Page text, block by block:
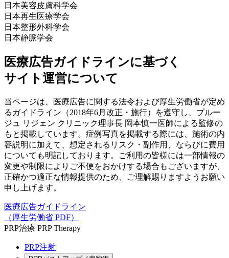
日本美容皮膚科学会
日本再生医療学会
日本整形外科学会
日本静脈学会
医療広告ガイドラインに基づく
サイト運営について
当ページは、医療広告に関する法令および厚生労働省が定め
るガイドライン（2018年6月改正・施行）を遵守し、プルー
ジュ リジェン クリニック理事長 岡本慎一医師による監修の
もと掲載しています。症例写真を掲載する際には、施術の内
容説明に加えて、想定されるリスク・副作用、ならびに費用
についても明記しております。ご利用の皆様には一部情報の
変更や制限によりご不便をおかけする場合もございますが、
正確かつ適正な情報提供のため、ご理解賜りますようお願い
申し上げます。
医療広告ガイドライン
（厚生労働省 PDF）
PRP治療 PRP Therapy
PRP注射